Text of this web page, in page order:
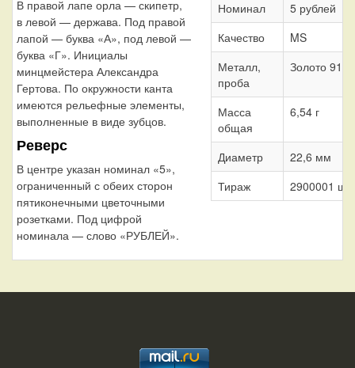
В правой лапе орла — скипетр,
в левой — держава. Под правой
лапой — буква «А», под левой —
буква «Г». Инициалы
минцмейстера Александра
Гертова. По окружности канта
имеются рельефные элементы,
выполненные в виде зубцов.
Реверс
В центре указан номинал «5»,
ограниченный с обеих сторон
пятиконечными цветочными
розетками. Под цифрой
номинала — слово «РУБЛЕЙ».
Номинал
5 рублей
Качество
MS
Металл,
проба
Золото 917
Масса
общая
6,54 г
Диаметр
22,6 мм
Тираж
2900001 шт.